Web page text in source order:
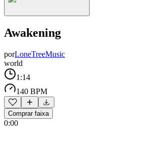
Awakening
porLoneTreeMusic
world
1:14
140 BPM
Comprar faixa
0:00